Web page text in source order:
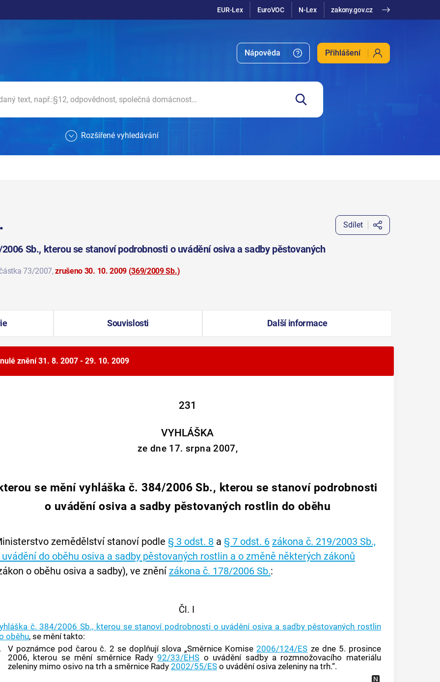
EUR-Lex EuroVOC N-Lex zakony.gov.cz
Nápověda Přihlášení
Rozšířené vyhledávání
Sb., kterou se stanoví podrobnosti o uvádění osiva a sadby pěstovaných
73/2007,zrušeno 30. 10. 2009(369/2009 Sb.)
Sdílet
Souvislosti Další informace
znění31. 8. 2007 - 29. 10. 2009
231
VYHLÁŠKA
ze dne 17. srpna 2007,
se mění vyhláška č. 384/2006 Sb., kterou se stanoví podrobnosti
o uvádění osiva a sadby pěstovaných rostlin do oběhu
zemědělství stanoví podle § 3 odst. 8 a § 7 odst. 6 zákona č. 219/2003 Sb.,
uvádění do oběhu osiva a sadby pěstovaných rostlin a o změně některých zákonů
o oběhu osiva a sadby), ve znění zákona č. 178/2006 Sb.:
Čl. I
č. 384/2006 Sb., kterou se stanoví podrobnosti o uvádění osiva a sadby pěstovaných rostlin
oběhu, se mění takto:
V poznámce pod čarou č. 2 se doplňují slova „Směrnice Komise2006/124/ES ze dne 5. prosince
2006, kterou se mění směrnice Rady92/33/EHS o uvádění sadby a rozmnožovacího materiálu
zeleniny mimo osivo na trh a směrnice Rady 2002/55/ESo uvádění osiva zeleniny na trh.“.